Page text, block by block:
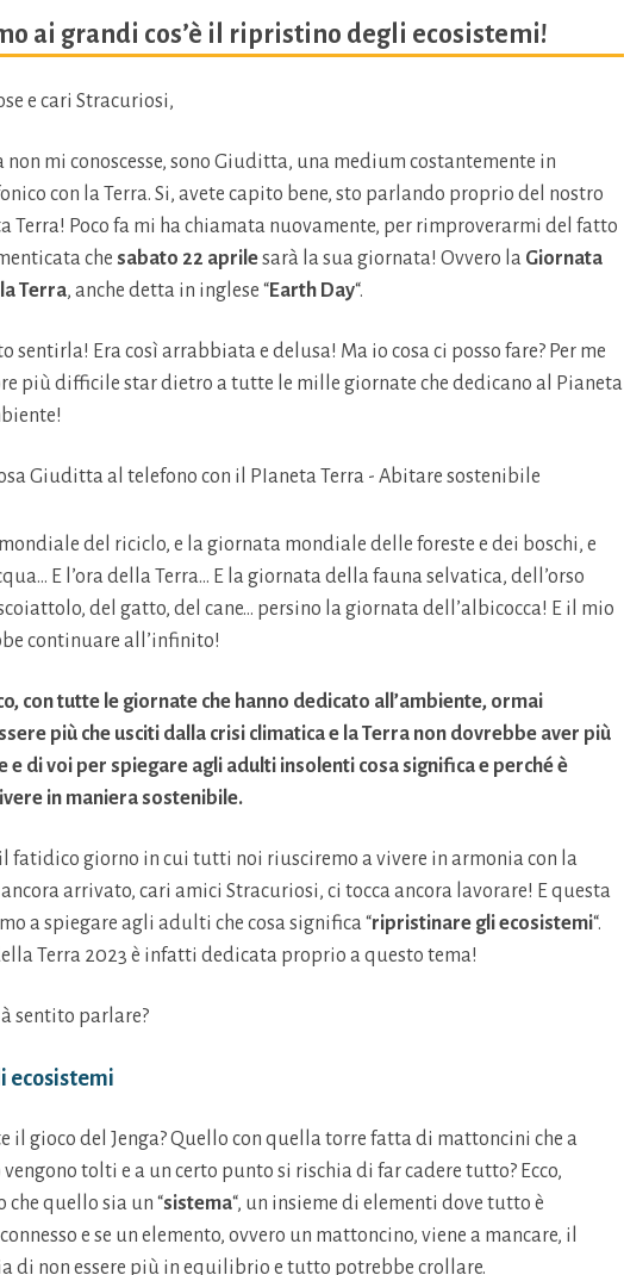
ai grandi cos’è il ripristino degli ecosistemi!
e cari Stracuriosi,
non mi conoscesse, sono Giuditta, una medium costantemente in
con la Terra. Si, avete capito bene, sto parlando proprio del nostro
Terra! Poco fa mi ha chiamata nuovamente, per rimproverarmi del fatto
che sabato 22 aprilesarà la sua giornata! Ovvero la Giornata
Terra, anche detta in inglese “Earth Day“.
sentirla! Era così arrabbiata e delusa! Ma io cosa ci posso fare? Per me
più difficile star dietro a tutte le mille giornate che dedicano al Pianeta
del riciclo, e la giornata mondiale delle foreste e dei boschi, e
E l’ora della Terra… E la giornata della fauna selvatica, dell’orso
del gatto, del cane… persino la giornata dell’albicocca! E il mio
continuare all’infinito!
con tutte le giornate che hanno dedicato all’ambiente, ormai
più che usciti dalla crisi climatica e la Terra non dovrebbe aver più
e di voi per spiegare agli adulti insolenti cosa significa e perché è
in maniera sostenibile.
fatidico giorno in cui tutti noi riusciremo a vivere in armonia con la
arrivato, cari amici Stracuriosi, ci tocca ancora lavorare! E questa
a spiegare agli adulti che cosa significa “ripristinare gli ecosistemi“.
Terra 2023 è infatti dedicata proprio a questo tema!
sentito parlare?
ecosistemi
il gioco del Jenga? Quello con quella torre fatta di mattoncini che a
vengono tolti e a un certo punto si rischia di far cadere tutto? Ecco,
quello sia un “sistema“, un insieme di elementi dove tutto è
e se un elemento, ovvero un mattoncino, viene a mancare, il
di non essere più in equilibrio e tutto potrebbe crollare.